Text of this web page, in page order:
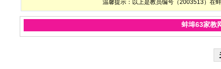
温馨提示：以上是教员编号（2003513）在
蚌埠63家教